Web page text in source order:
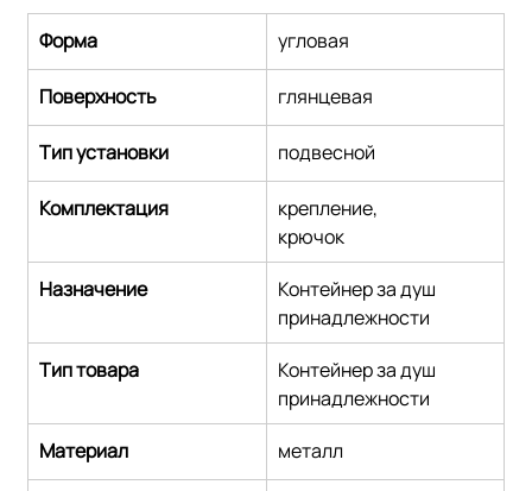
Форма угловая
Поверхность глянцевая
Тип установки подвесной
Комплектация
крепление,
крючок
Назначение
Контейнер за душ
принадлежности
Тип товара
Контейнер за душ
принадлежности
Материал
металл